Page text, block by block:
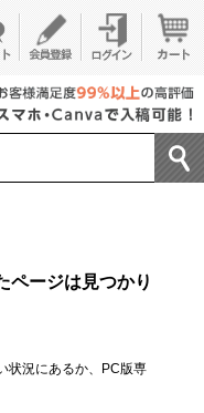
ページは見つかり
状況にあるか、PC版専